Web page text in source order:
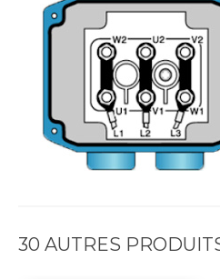
30 AUTRES